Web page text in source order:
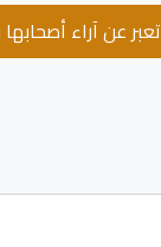
تعبر عن آراء